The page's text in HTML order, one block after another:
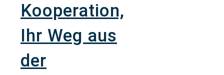
Kooperation,
Ihr Weg aus
der